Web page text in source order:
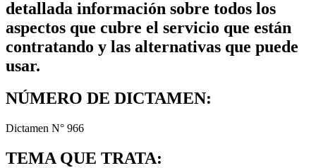
detallada información sobre todos los
aspectos que cubre el servicio que están
contratando y las alternativas que puede
usar.
NÚMERO DE DICTAMEN:
Dictamen N° 966
TEMA QUE TRATA: